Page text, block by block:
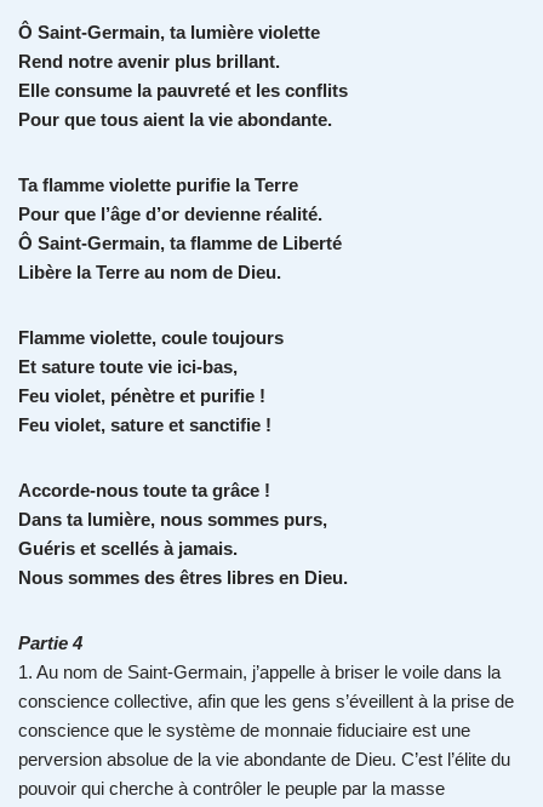
Ô Saint-Germain, ta lumière violette
Rend notre avenir plus brillant.
Elle consume la pauvreté et les conflits
Pour que tous aient la vie abondante.
Ta flamme violette purifie la Terre
Pour que l’âge d’or devienne réalité.
Ô Saint-Germain, ta flamme de Liberté
Libère la Terre au nom de Dieu.
Flamme violette, coule toujours
Et sature toute vie ici-bas,
Feu violet, pénètre et purifie !
Feu violet, sature et sanctifie !
Accorde-nous toute ta grâce !
Dans ta lumière, nous sommes purs,
Guéris et scellés à jamais.
Nous sommes des êtres libres en Dieu.
Partie 4
1. Au nom de Saint-Germain, j’appelle à briser le voile dans la
conscience collective, afin que les gens s’éveillent à la prise de
conscience que le système de monnaie fiduciaire est une
perversion absolue de la vie abondante de Dieu. C’est l’élite du
pouvoir qui cherche à contrôler le peuple par la masse